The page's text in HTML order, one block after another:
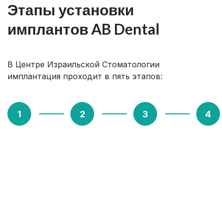
Этапы установки
имплантов AB Dental
В Центре Израильской Стоматологии
имплантация проходит в пять этапов: